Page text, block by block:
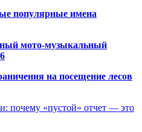
популярные имена
мото-музыкальный
на посещение лесов
почему «пустой» отчет — это